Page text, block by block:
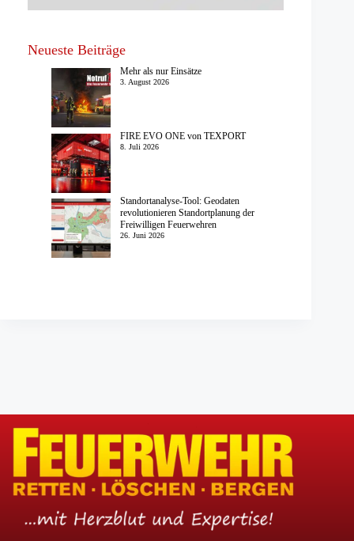
Neueste Beiträge
Mehr als nur Einsätze
3. August 2026
FIRE EVO ONE von TEXPORT
8. Juli 2026
Standortanalyse-Tool: Geodaten
revolutionieren Standortplanung der
Freiwilligen Feuerwehren
26. Juni 2026